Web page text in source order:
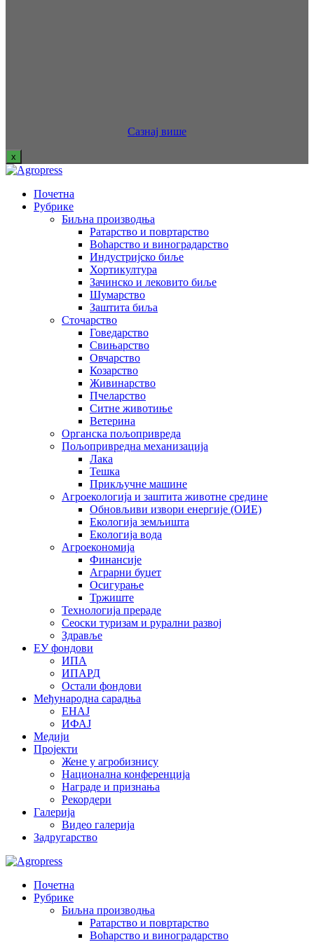
Сазнај више
x
Почетна
Рубрике
Биљна производња
Ратарство и повртарство
Воћарство и виноградарство
Индустријско биље
Хортикултура
Зачинско и лековито биље
Шумарство
Заштита биља
Сточарство
Говедарство
Свињарство
Овчарство
Козарство
Живинарство
Пчеларство
Ситне животиње
Ветерина
Органска пољопривреда
Пољопривредна механизација
Лака
Тешка
Прикључне машине
Агроекологија и заштита животне средине
Обновљиви извори енергије (ОИЕ)
Екологија земљишта
Екологија вода
Агроекономија
Финансије
Аграрни буџет
Осигурање
Тржиште
Технологија прераде
Сеоски туризам и рурални развој
Здравље
ЕУ фондови
ИПА
ИПАРД
Остали фондови
Међународна сарадња
ЕНАЈ
ИФАЈ
Медији
Пројекти
Жене у агробизнису
Национална конференција
Награде и признања
Рекордери
Галерија
Видео галерија
Задругарство
Почетна
Рубрике
Биљна производња
Ратарство и повртарство
Воћарство и виноградарство